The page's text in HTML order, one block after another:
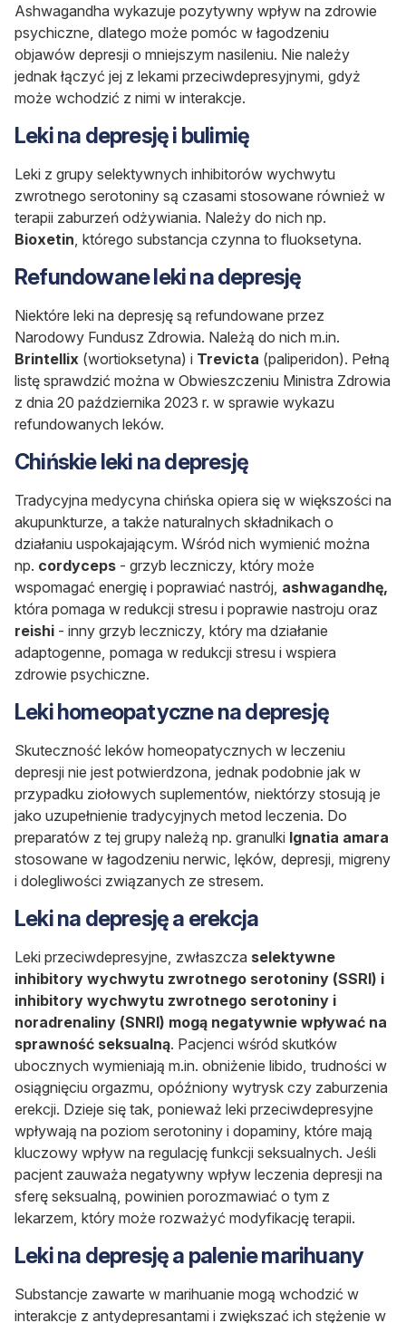
Ashwagandha wykazuje pozytywny wpływ na zdrowie
psychiczne, dlatego może pomóc w łagodzeniu
objawów depresji o mniejszym nasileniu. Nie należy
jednak łączyć jej z lekami przeciwdepresyjnymi, gdyż
może wchodzić z nimi w interakcje.
Leki na depresję i bulimię
Leki z grupy selektywnych inhibitorów wychwytu
zwrotnego serotoniny są czasami stosowane również w
terapii zaburzeń odżywiania. Należy do nich np.
Bioxetin , którego substancja czynna to fluoksetyna.
Refundowane leki na depresję
Niektóre leki na depresję są refundowane przez
Narodowy Fundusz Zdrowia. Należą do nich m.in.
Brintellix (wortioksetyna) i Trevicta (paliperidon). Pełną
listę sprawdzić można w Obwieszczeniu Ministra Zdrowia
z dnia 20 października 2023 r. w sprawie wykazu
refundowanych leków.
Chińskie leki na depresję
Tradycyjna medycyna chińska opiera się w większości na
akupunkturze, a także naturalnych składnikach o
działaniu uspokajającym. Wśród nich wymienić można
np. cordyceps - grzyb leczniczy, który może
wspomagać energię i poprawiać nastrój, ashwagandhę,
która pomaga w redukcji stresu i poprawie nastroju oraz
reishi - inny grzyb leczniczy, który ma działanie
adaptogenne, pomaga w redukcji stresu i wspiera
zdrowie psychiczne.
Leki homeopatyczne na depresję
Skuteczność leków homeopatycznych w leczeniu
depresji nie jest potwierdzona, jednak podobnie jak w
przypadku ziołowych suplementów, niektórzy stosują je
jako uzupełnienie tradycyjnych metod leczenia. Do
preparatów z tej grupy należą np. granulki Ignatia amara
stosowane w łagodzeniu nerwic, lęków, depresji, migreny
i dolegliwości związanych ze stresem.
Leki na depresję a erekcja
Leki przeciwdepresyjne, zwłaszcza selektywne
inhibitory wychwytu zwrotnego serotoniny (SSRI) i
inhibitory wychwytu zwrotnego serotoniny i
noradrenaliny (SNRI) mogą negatywnie wpływać na
sprawność seksualną. Pacjenci wśród skutków
ubocznych wymieniają m.in. obniżenie libido, trudności w
osiągnięciu orgazmu, opóźniony wytrysk czy zaburzenia
erekcji. Dzieje się tak, ponieważ leki przeciwdepresyjne
wpływają na poziom serotoniny i dopaminy, które mają
kluczowy wpływ na regulację funkcji seksualnych. Jeśli
pacjent zauważa negatywny wpływ leczenia depresji na
sferę seksualną, powinien porozmawiać o tym z
lekarzem, który może rozważyć modyfikację terapii.
Leki na depresję a palenie marihuany
Substancje zawarte w marihuanie mogą wchodzić w
interakcje z antydepresantami i zwiększać ich stężenie w